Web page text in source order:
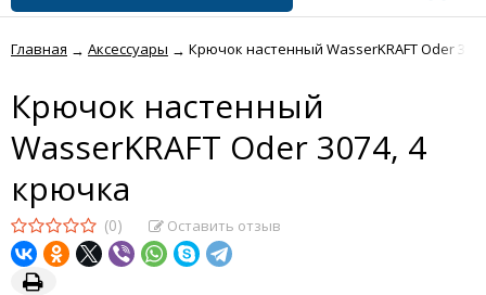
Главная → Аксессуары → Крючок настенный WasserKRAFT Oder
Крючок настенный
WasserKRAFT Oder 3074, 4
крючка
(0) Оставить отзыв